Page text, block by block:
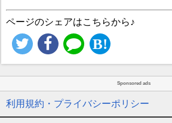
ページのシェアはこちらから♪
Sponsored ads
利用規約・プライバシーポリシー